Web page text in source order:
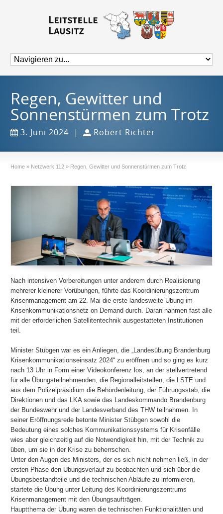
Regen, Gewitter und
Sonnenstürmen zum Trotz
3. Juni 2024 | Robert Richter
Home » Netzwerk 112 » Regen, Gewitter und Sonnenstürmen zum Trotz
Nach intensiven Vorbereitungen unter anderem durch Realisierung
mehrerer kleinerer Vorübungen, führte das Koordinierungszentrum
Krisenmanagement am 22. Mai die erste landesweite Übung im
Krisenkommunikationsnetz on Demand durch. Daran nahmen fast alle
mit der erforderlichen Satellitentechnik ausgestatteten Institutionen
teil.
Minister Stübgen war es ein Anliegen, die „Landesübung Brandenburg
Krisenkommunikationseinsatz 2024“ zu eröffnen und so ging es kurz
nach 13 Uhr in Form einer Videokonferenz los, an der stellvertretend
für alle Übungsteilnehmenden, die Regionalleitstellen, die LSTE und
aus dem Polizeipräsidium die Behördenleitung, der Führungsstab, die
Direktionen und das LKA sowie das Landeskommando Brandenburg
der Bundeswehr und der Landesverband des THW teilnahmen. In
seiner Eröffnungsrede betonte Minister Stübgen sowohl die
Bedeutung eines solches Kommunikationssystems für Krisenfälle
wies aber gleichzeitig auf die Notwendigkeit hin, mit der Technik zu
üben, um sie in der Krise zu beherrschen.
Unter den Augen des Ministers, der es sich nicht nehmen ließ, in der
ersten Phase den Übungsverlauf zu beobachten und sich über die
Übungsbestandteile und die technischen Abläufe zu informieren,
startete die Übung unter Leitung des Koordinierungszentrums
Krisenmanagement mit den Übungsaufträgen.
Hauptthema der Übung waren die technischen Funktionalitäten und